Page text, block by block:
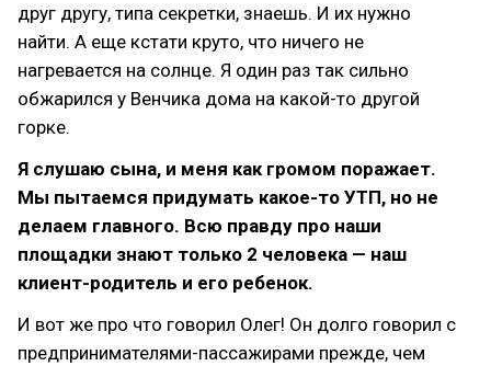
друг другу, типа секретки, знаешь. И их нужно
найти. А еще кстати круто, что ничего не
нагревается на солнце. Я один раз так сильно
обжарился у Венчика дома на какой-то другой
горке.
Я слушаю сына, и меня как громом поражает.
Мы пытаемся придумать какое-то УТП, но не
делаем главного. Всю правду про наши
площадки знают только 2 человека — наш
клиент-родитель и его ребенок.
И вот же про что говорил Олег! Он долго говорил с
предпринимателями-пассажирами прежде, чем